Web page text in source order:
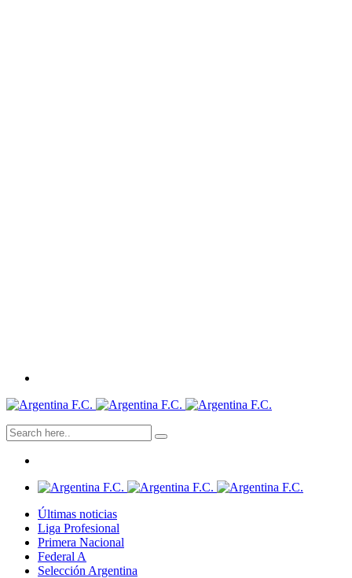
Últimas noticias
Liga Profesional
Primera Nacional
Federal A
Selección Argentina